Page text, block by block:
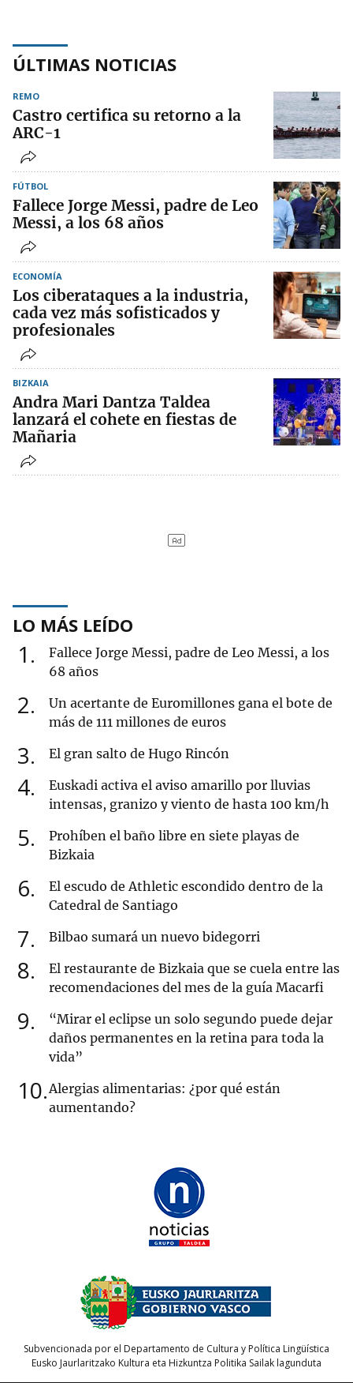
ÚLTIMAS NOTICIAS
REMO
Castro certifica su retorno a la
ARC-1
FÚTBOL
Fallece Jorge Messi, padre de Leo
Messi, a los 68 años
ECONOMÍA
Los ciberataques a la industria,
cada vez más sofisticados y
profesionales
BIZKAIA
Andra Mari Dantza Taldea
lanzará el cohete en fiestas de
Mañaria
LO MÁS LEÍDO
1
Fallece Jorge Messi, padre de Leo Messi, a los
68 años
2
Un acertante de Euromillones gana el bote de
más de 111 millones de euros
3 El gran salto de Hugo Rincón
4
Euskadi activa el aviso amarillo por lluvias
intensas, granizo y viento de hasta 100 km/h
5
Prohíben el baño libre en siete playas de
Bizkaia
6
El escudo de Athletic escondido dentro de la
Catedral de Santiago
7 Bilbao sumará un nuevo bidegorri
8
El restaurante de Bizkaia que se cuela entre las
recomendaciones del mes de la guía Macarfi
9
“Mirar el eclipse un solo segundo puede dejar
daños permanentes en la retina para toda la
vida”
10 Alergias alimentarias: ¿por qué están
aumentando?
Subvencionada por el Departamento de Cultura y Política Lingüística
Eusko Jaurlaritzako Kultura eta Hizkuntza Politika Sailak lagunduta